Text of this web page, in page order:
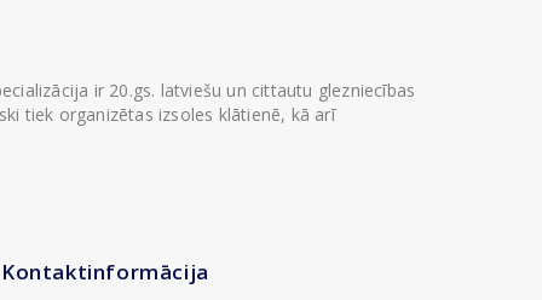
ir 20.gs. latviešu un cittautu glezniecības
tiek organizētas izsoles klātienē, kā arī
Kontaktinformācija